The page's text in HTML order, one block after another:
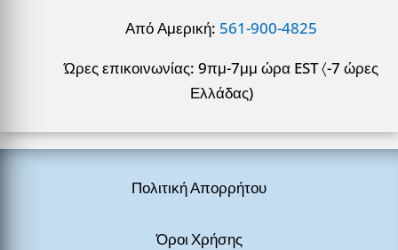
Από Αμερική: 561-900-4825
Ώρες επικοινωνίας: 9πμ-7μμ ώρα EST 〈-7 ώρες
Ελλάδας)
Πολιτική Απορρήτου
Όροι Χρήσης